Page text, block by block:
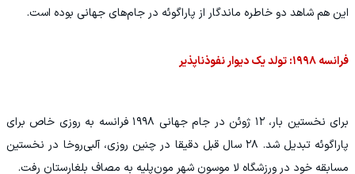
این هم شاهد دو خاطره ماندگار از پاراگوئه در جام‌های جهانی بوده است.
فرانسه ۱۹۹۸: تولد یک دیوار نفوذناپذیر
برای نخستین بار، ۱۲ ژوئن در جام جهانی ۱۹۹۸ فرانسه به روزی خاص برای
پاراگوئه تبدیل شد. ۲۸ سال قبل دقیقا در چنین روزی، آلبی‌روخا در نخستین
مسابقه خود در ورزشگاه لا موسون شهر مون‌پلیه به مصاف بلغارستان رفت.